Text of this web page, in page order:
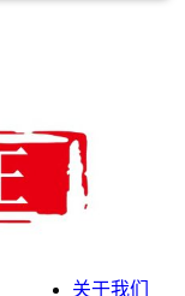
关于我们